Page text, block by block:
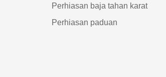
Perhiasan baja tahan karat
Perhiasan paduan